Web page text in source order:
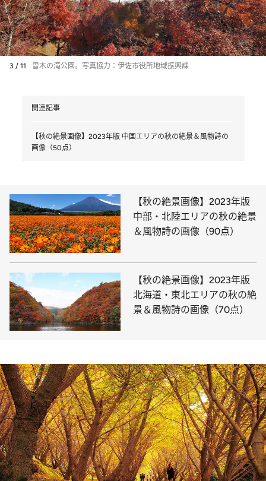
3 / 11 曽木の滝公園。写真協力：伊佐市役所地域振興課
関連記事
【秋の絶景画像】2023年版 中国エリアの秋の絶景＆風物詩の
画像（50点）
【秋の絶景画像】2023年版
中部・北陸エリアの秋の絶景
＆風物詩の画像（90点）
【秋の絶景画像】2023年版
北海道・東北エリアの秋の絶
景＆風物詩の画像（70点）